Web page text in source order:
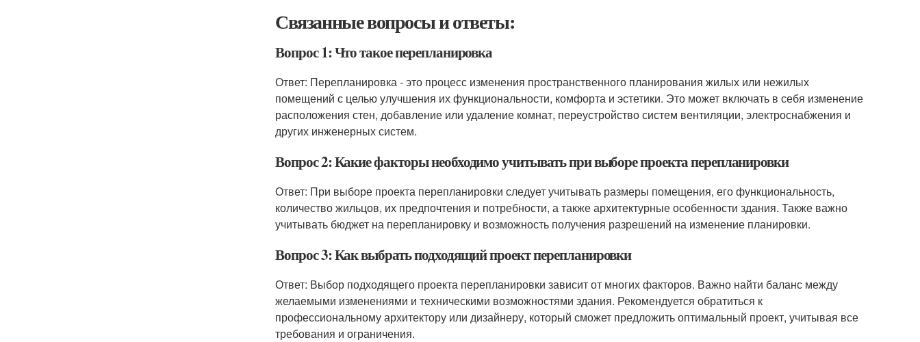
Связанные вопросы и ответы:
Вопрос 1: Что такое перепланировка
Ответ: Перепланировка - это процесс изменения пространственного планирования жилых или нежилых
помещений с целью улучшения их функциональности, комфорта и эстетики. Это может включать в себя изменение
расположения стен, добавление или удаление комнат, переустройство систем вентиляции, электроснабжения и
других инженерных систем.
Вопрос 2: Какие факторы необходимо учитывать при выборе проекта перепланировки
Ответ: При выборе проекта перепланировки следует учитывать размеры помещения, его функциональность,
количество жильцов, их предпочтения и потребности, а также архитектурные особенности здания. Также важно
учитывать бюджет на перепланировку и возможность получения разрешений на изменение планировки.
Вопрос 3: Как выбрать подходящий проект перепланировки
Ответ: Выбор подходящего проекта перепланировки зависит от многих факторов. Важно найти баланс между
желаемыми изменениями и техническими возможностями здания. Рекомендуется обратиться к
профессиональному архитектору или дизайнеру, который сможет предложить оптимальный проект, учитывая все
требования и ограничения.